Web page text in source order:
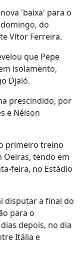
'baixa' para o
do
Vítor Ferreira.
que Pepe
isolamento,
Djaló.
prescindido, por
e Nélson
primeiro treino
Oeiras, tendo em
feira, no Estádio
disputar a final do
para o
depois, no dia
Itália e